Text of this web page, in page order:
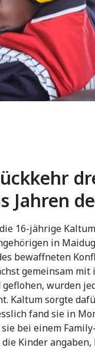
Jahren
16-jährige
in
bewaffneten
gemeinsam
geflohen, wurden
Kaltum sorgte
fand sie in
sie bei einem
Kinder